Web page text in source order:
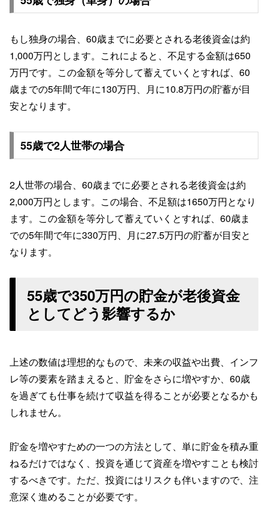
もし独身の場合、60歳までに必要とされる老後資金は約
1,000万円とします。これによると、不足する金額は650
万円です。この金額を等分して蓄えていくとすれば、60
歳までの5年間で年に130万円、月に10.8万円の貯蓄が目
安となります。
55歳で2人世帯の場合
2人世帯の場合、60歳までに必要とされる老後資金は約
2,000万円とします。この場合、不足額は1650万円となり
ます。この金額を等分して蓄えていくとすれば、60歳ま
での5年間で年に330万円、月に27.5万円の貯蓄が目安と
なります。
55歳で350万円の貯金が老後資金
としてどう影響するか
上述の数値は理想的なもので、未来の収益や出費、インフ
レ等の要素を踏まえると、貯金をさらに増やすか、60歳
を過ぎても仕事を続けて収益を得ることが必要となるかも
しれません。
貯金を増やすための一つの方法として、単に貯金を積み重
ねるだけではなく、投資を通じて資産を増やすことも検討
するべきです。ただ、投資にはリスクも伴いますので、注
意深く進めることが必要です。